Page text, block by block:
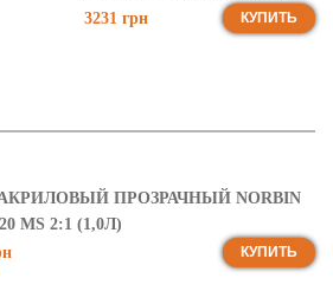
3231 грн
КУПИТЬ
ПРОЗРАЧНЫЙ NORBIN
MS 2:1 (1,0Л)
КУПИТЬ